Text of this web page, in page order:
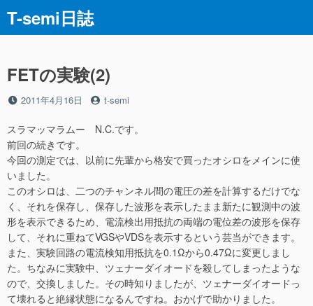
テ
ツ
へ
ス
ッ
プ
T-semi日誌
FETの実験(2)
投
日
2011年4月16日
投
者
t-semi
スラマッマラムー N.C.です。
前回の続きです。
今回の測定では、以前に先輩から格安で買ったオシロをメインに使
いました。
このオシロは、二つのチャンネル間の電圧の差を計算するだけでな
く、それを保存し、保存した波形を表示したまま新たに観測中の波
形を表示できるため、電流検出用抵抗の両端の電位差の波形を保存
して、それに重ねてVGSやVDSを表示するという芸当ができます。
また、実験回路の電流検知用抵抗を0.1Ωから0.47Ωに変更しまし
た。ちなみに実験中、ツェナーダイオードを殺してしまったような
ので、交換しました。その時知りましたが、ツェナーダイオードっ
て壊れると絶縁状態になるんですね。おかげで助かりました。